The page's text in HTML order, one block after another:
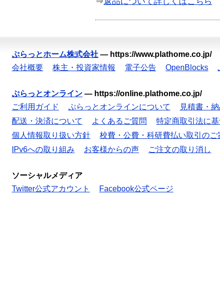
ぷらっとホーム株式会社 — https://www.plathome.co.jp/
会社概要
株主・投資家情報 電子公告 OpenBlocks
ぷらっとオンライン — https://online.plathome.co.jp/
ご利用ガイド
ぷらっとオンラインについて
見積書・
配送・決済について
よくあるご質問
特定商取引法に
個人情報取り扱い方針
校費・公費・科研費払い取引のご
IPv6への取り組み
お客様からの声 ご注文の取り消し
ソーシャルメディア
Twitter公式アカウント
Facebook公式ページ